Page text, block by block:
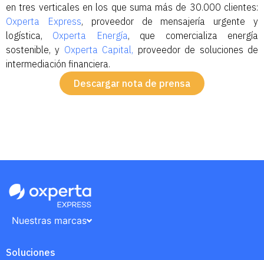
en tres verticales en los que suma más de 30.000 clientes:
Oxperta Express, proveedor de mensajería urgente y
logística, Oxperta Energía, que comercializa energía
sostenible, y Oxperta Capital, proveedor de soluciones de
intermediación financiera.
Descargar nota de prensa
Nuestras marcas
Soluciones